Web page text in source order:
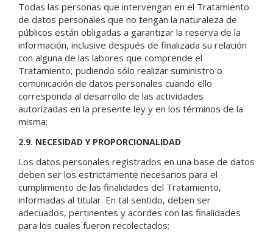
Todas las personas que intervengan en el Tratamiento
de datos personales que no tengan la naturaleza de
públicos están obligadas a garantizar la reserva de la
información, inclusive después de finalizada su relación
con alguna de las labores que comprende el
Tratamiento, pudiendo sólo realizar suministro o
comunicación de datos personales cuando ello
corresponda al desarrollo de las actividades
autorizadas en la presente ley y en los términos de la
misma;
2.9. NECESIDAD Y PROPORCIONALIDAD
Los datos personales registrados en una base de datos
deben ser los estrictamente necesarios para el
cumplimiento de las finalidades del Tratamiento,
informadas al titular. En tal sentido, deben ser
adecuados, pertinentes y acordes con las finalidades
para los cuales fueron recolectados;